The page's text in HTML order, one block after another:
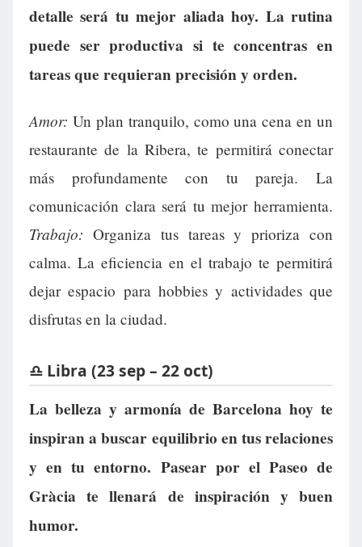
detalle será tu mejor aliada hoy. La rutina
puede ser productiva si te concentras en
tareas que requieran precisión y orden.
Amor: Un plan tranquilo, como una cena en un
restaurante de la Ribera, te permitirá conectar
más profundamente con tu pareja. La
comunicación clara será tu mejor herramienta.
Trabajo: Organiza tus tareas y prioriza con
calma. La eficiencia en el trabajo te permitirá
dejar espacio para hobbies y actividades que
disfrutas en la ciudad.
♎ Libra (23 sep – 22 oct)
La belleza y armonía de Barcelona hoy te
inspiran a buscar equilibrio en tus relaciones
y en tu entorno. Pasear por el Paseo de
Gràcia te llenará de inspiración y buen
humor.